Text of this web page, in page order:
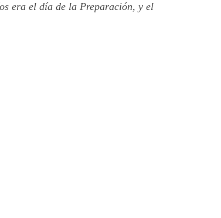
era el día de la Preparación, y el